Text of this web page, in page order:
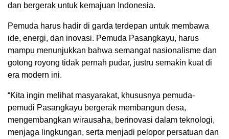
dan bergerak untuk kemajuan Indonesia.
Pemuda harus hadir di garda terdepan untuk membawa
ide, energi, dan inovasi. Pemuda Pasangkayu, harus
mampu menunjukkan bahwa semangat nasionalisme dan
gotong royong tidak pernah pudar, justru semakin kuat di
era modern ini.
“Kita ingin melihat masyarakat, khususnya pemuda-
pemudi Pasangkayu bergerak membangun desa,
mengembangkan wirausaha, berinovasi dalam teknologi,
menjaga lingkungan, serta menjadi pelopor persatuan dan